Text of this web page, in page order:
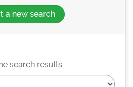
a new search
search results.